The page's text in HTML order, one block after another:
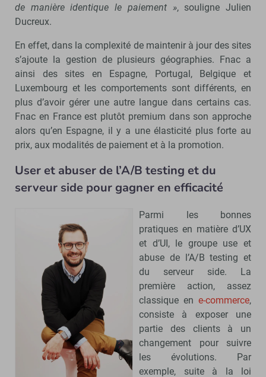
de manière identique le paiement », souligne Julien
Ducreux.
En effet, dans la complexité de maintenir à jour des sites
s’ajoute la gestion de plusieurs géographies. Fnac a
ainsi des sites en Espagne, Portugal, Belgique et
Luxembourg et les comportements sont différents, en
plus d’avoir gérer une autre langue dans certains cas.
Fnac en France est plutôt premium dans son approche
alors qu’en Espagne, il y a une élasticité plus forte au
prix, aux modalités de paiement et à la promotion.
User et abuser de l’A/B testing et du
serveur side pour gagner en efficacité
Parmi les bonnes
pratiques en matière d’UX
et d’UI, le groupe use et
abuse de l’A/B testing et
du serveur side. La
première action, assez
classique en e-commerce,
consiste à exposer une
partie des clients à un
changement pour suivre
les évolutions. Par
exemple, suite à la loi